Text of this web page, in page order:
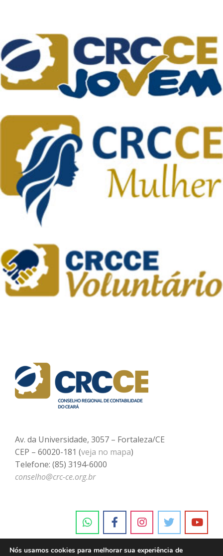
Av. da Universidade, 3057 – Fortaleza/CE
CEP – 60020-181 (veja no mapa)
Telefone: (85) 3194-6000
conselho@crc-ce.org.br
Nós usamos cookies para melhorar sua experiência de